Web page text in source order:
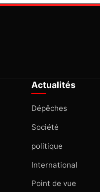
Actualités
Dépêches
Société
politique
International
Point de vue